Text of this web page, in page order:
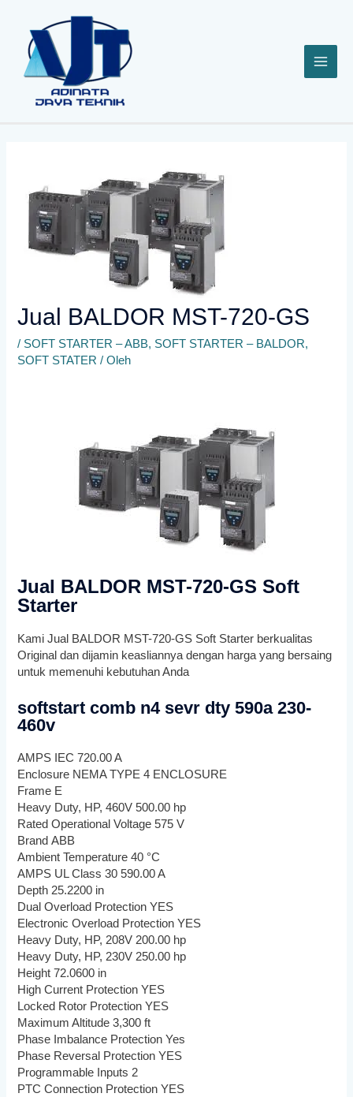
konten
Jual BALDOR MST-720-GS
/ SOFT STARTER – ABB, SOFT STARTER – BALDOR,
SOFT STATER / Oleh
Jual BALDOR MST-720-GS Soft
Starter
Kami Jual BALDOR MST-720-GS Soft Starter berkualitas
Original dan dijamin keasliannya dengan harga yang bersaing
untuk memenuhi kebutuhan Anda
softstart comb n4 sevr dty 590a 230-
460v
AMPS IEC 720.00 A
Enclosure NEMA TYPE 4 ENCLOSURE
Frame E
Heavy Duty, HP, 460V 500.00 hp
Rated Operational Voltage 575 V
Brand ABB
Ambient Temperature 40 °C
AMPS UL Class 30 590.00 A
Depth 25.2200 in
Dual Overload Protection YES
Electronic Overload Protection YES
Heavy Duty, HP, 208V 200.00 hp
Heavy Duty, HP, 230V 250.00 hp
Height 72.0600 in
High Current Protection YES
Locked Rotor Protection YES
Maximum Altitude 3,300 ft
Phase Imbalance Protection Yes
Phase Reversal Protection YES
Programmable Inputs 2
PTC Connection Protection YES